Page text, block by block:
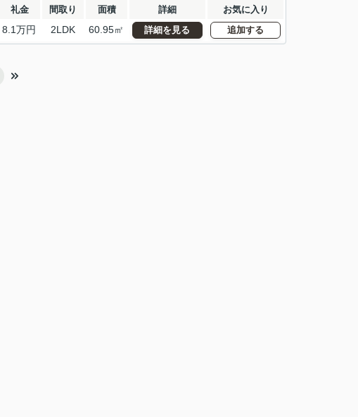
礼金 間取り 面積 詳細 お気に入り
8.1万円 2LDK 60.95㎡ 詳細を見る 追加する